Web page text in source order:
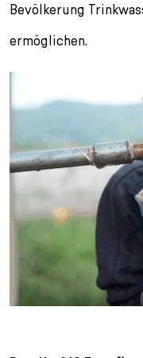
Bevölkerung
ermöglichen.